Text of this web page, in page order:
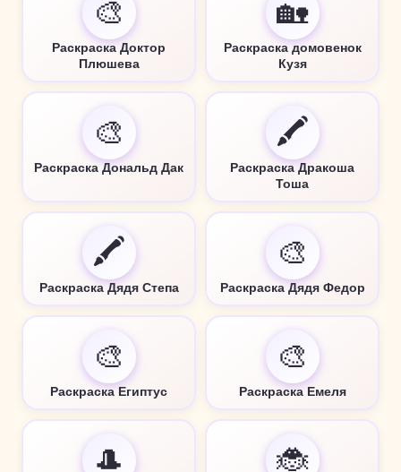
🎨
Раскраска Доктор
Плюшева
🏡
Раскраска домовенок
Кузя
🎨
Раскраска Дональд Дак
🖍️
Раскраска Дракоша
Тоша
🖍️
Раскраска Дядя Степа
🎨
Раскраска Дядя Федор
🎨
Раскраска Египтус
🎨
Раскраска Емеля
🎩 🐞